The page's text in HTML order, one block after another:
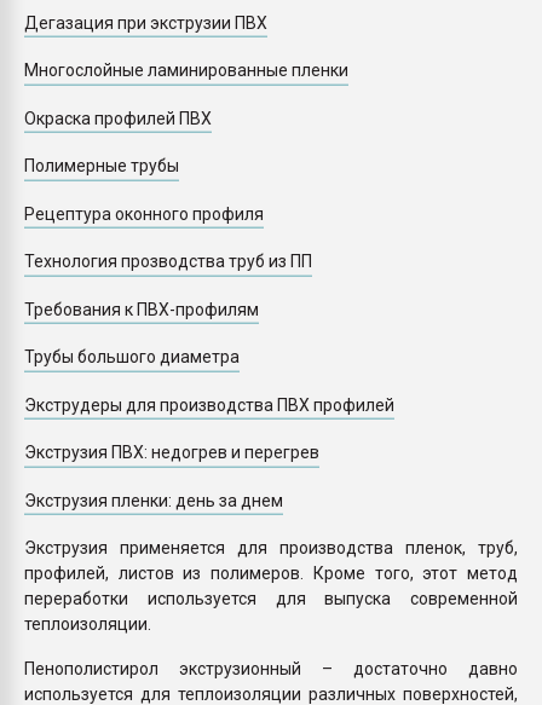
Дегазация при экструзии ПВХ
Многослойные ламинированные пленки
Окраска профилей ПВХ
Полимерные трубы
Рецептура оконного профиля
Технология прозводства труб из ПП
Требования к ПВХ-профилям
Трубы большого диаметра
Экструдеры для производства ПВХ профилей
Экструзия ПВХ: недогрев и перегрев
Экструзия пленки: день за днем
Экструзия применяется для производства пленок, труб,
профилей, листов из полимеров. Кроме того, этот метод
переработки используется для выпуска современной
теплоизоляции.
Пенополистирол экструзионный – достаточно давно
используется для теплоизоляции различных поверхностей,